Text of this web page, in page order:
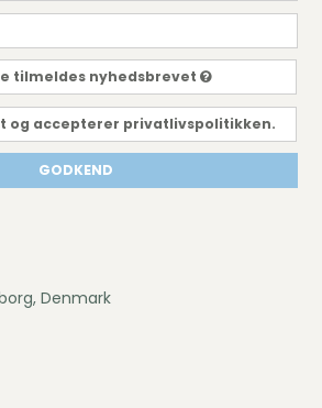
tilmeldes nyhedsbrevet
og accepterer privatlivspolitikken.
GODKEND
Denmark